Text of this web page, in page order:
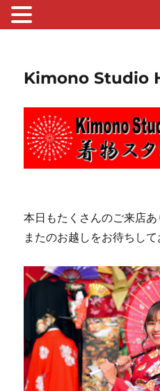
Kimono Studio
本日もたくさんのご来店あ
またのお越しをお待ちして